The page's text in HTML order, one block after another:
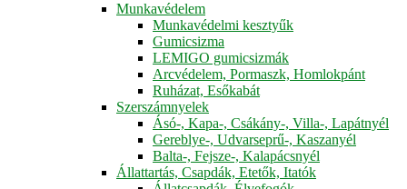
Munkavédelem
Munkavédelmi kesztyűk
Gumicsizma
LEMIGO gumicsizmák
Arcvédelem, Pormaszk, Homlokpánt
Ruházat, Esőkabát
Szerszámnyelek
Ásó-, Kapa-, Csákány-, Villa-, Lapátnyél
Gereblye-, Udvarseprű-, Kaszanyél
Balta-, Fejsze-, Kalapácsnyél
Állattartás, Csapdák, Etetők, Itatók